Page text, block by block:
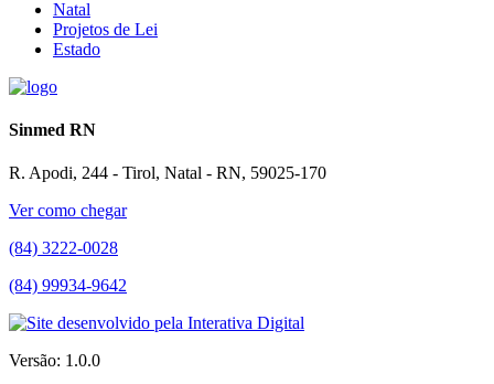
Natal
Projetos de Lei
Estado
Sinmed RN
R. Apodi, 244 - Tirol, Natal - RN, 59025-170
Ver como chegar
(84) 3222-0028
(84) 99934-9642
Versão: 1.0.0